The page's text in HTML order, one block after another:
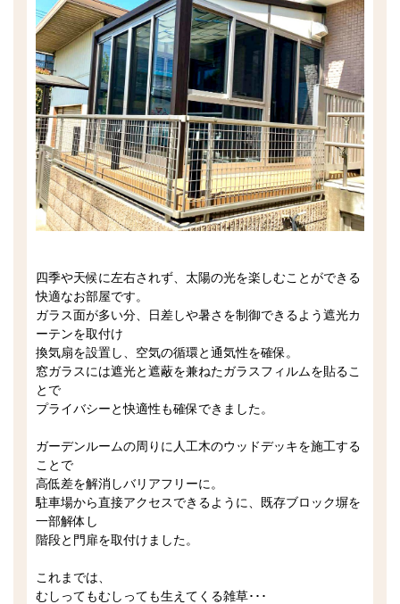
四季や天候に左右されず、太陽の光を楽しむことができる
快適なお部屋です。
ガラス面が多い分、日差しや暑さを制御できるよう遮光カ
ーテンを取付け
換気扇を設置し、空気の循環と通気性を確保。
窓ガラスには遮光と遮蔽を兼ねたガラスフィルムを貼るこ
とで
プライバシーと快適性も確保できました。
ガーデンルームの周りに人工木のウッドデッキを施工する
ことで
高低差を解消しバリアフリーに。
駐車場から直接アクセスできるように、既存ブロック塀を
一部解体し
階段と門扉を取付けました。
これまでは、
むしってもむしっても生えてくる雑草･･･